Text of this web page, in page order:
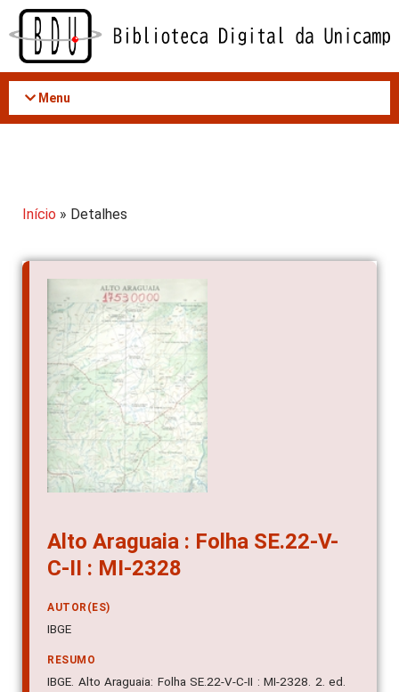
Acessar
conteúdo
Menu
Início » Detalhes
Alto Araguaia : Folha SE.22-V-
C-II : MI-2328
AUTOR(ES)
IBGE
RESUMO
IBGE. Alto Araguaia: Folha SE.22-V-C-II : MI-2328. 2. ed.